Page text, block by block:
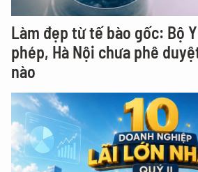
Làm đẹp từ tế bào gốc: Bộ
phép, Hà Nội chưa phê
nào